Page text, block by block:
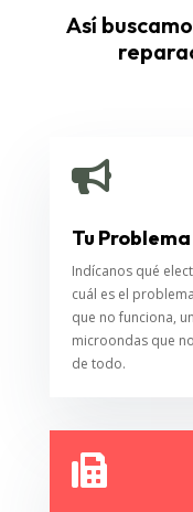
Así

Tu Problema
Indícanos qué
cuál es el
que no funciona,
microondas que
de todo.
